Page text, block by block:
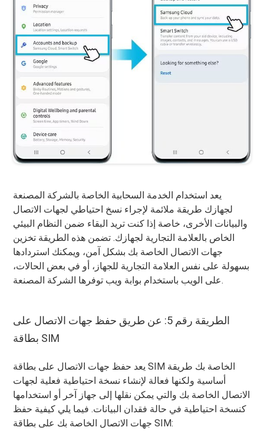
يعد استخدام الخدمة السحابية الخاصة بالشركة المصنعة
لجهازك طريقة ملائمة لإجراء نسخ احتياطي لجهات الاتصال
والبيانات الأخرى، خاصة إذا كنت تريد البقاء ضمن النظام البيئي
الخاص بالعلامة التجارية لجهازك. تضمن هذه الطريقة تخزين
جهات الاتصال الخاصة بك بشكل آمن، ويمكنك استردادها
بسهولة على نفس العلامة التجارية للجهاز، أو في بعض الحالات،
على الويب باستخدام بوابة ويب توفرها الشركة المصنعة.
الطريقة رقم 5: عن طريق حفظ جهات الاتصال على
بطاقة SIM
يعد حفظ جهات الاتصال على بطاقة SIM الخاصة بك طريقة
أساسية ولكنها فعالة لإنشاء نسخة احتياطية فعلية لجهات
الاتصال الخاصة بك والتي يمكن نقلها إلى جهاز آخر أو استخدامها
كنسخة احتياطية في حالة فقدان البيانات. فيما يلي كيفية حفظ
جهات الاتصال الخاصة بك على بطاقة SIM: